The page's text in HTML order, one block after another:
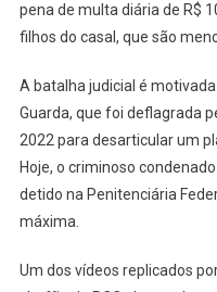
pena de multa diária de R$
filhos do casal, que são
A batalha judicial é
Guarda, que foi deflagrada
2022 para desarticular um
Hoje, o criminoso
detido na Penitenciária
máxima.
Um dos vídeos replicados